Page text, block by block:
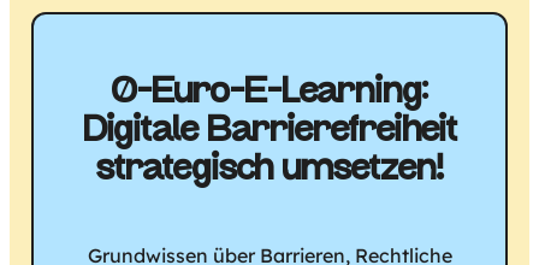
0-Euro-E-Learning:
Digitale Barriere­freiheit
strategisch umsetzen!
Grundwissen über Barrieren, Rechtliche